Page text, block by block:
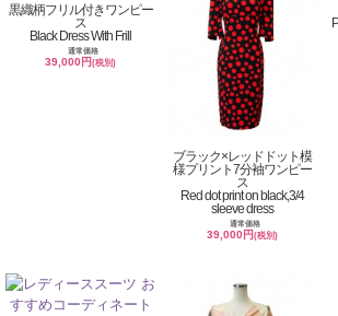
黒織柄フリル付きワンピー
ス
Black Dress With Frill
通常価格
39,000円(税別)
ブラック×レッドドット模
様プリント7分袖ワンピー
ス
Red dot print on black,3/4
sleeve dress
通常価格
39,000円(税別)